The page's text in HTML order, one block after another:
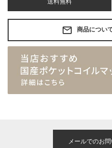
送料無料
商品につい
メールでのお